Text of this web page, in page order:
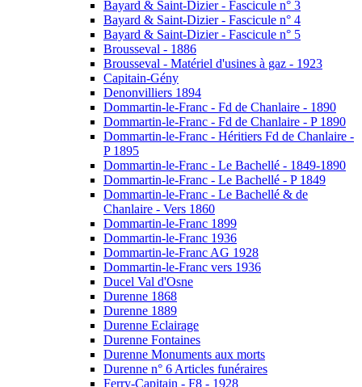
Bayard & Saint-Dizier - Fascicule n° 3
Bayard & Saint-Dizier - Fascicule n° 4
Bayard & Saint-Dizier - Fascicule n° 5
Brousseval - 1886
Brousseval - Matériel d'usines à gaz - 1923
Capitain-Gény
Denonvilliers 1894
Dommartin-le-Franc - Fd de Chanlaire - 1890
Dommartin-le-Franc - Fd de Chanlaire - P 1890
Dommartin-le-Franc - Héritiers Fd de Chanlaire -
P 1895
Dommartin-le-Franc - Le Bachellé - 1849-1890
Dommartin-le-Franc - Le Bachellé - P 1849
Dommartin-le-Franc - Le Bachellé & de
Chanlaire - Vers 1860
Dommartin-le-Franc 1899
Dommartin-le-Franc 1936
Dommartin-le-Franc AG 1928
Dommartin-le-Franc vers 1936
Ducel Val d'Osne
Durenne 1868
Durenne 1889
Durenne Eclairage
Durenne Fontaines
Durenne Monuments aux morts
Durenne n° 6 Articles funéraires
Ferry-Capitain - F8 - 1928